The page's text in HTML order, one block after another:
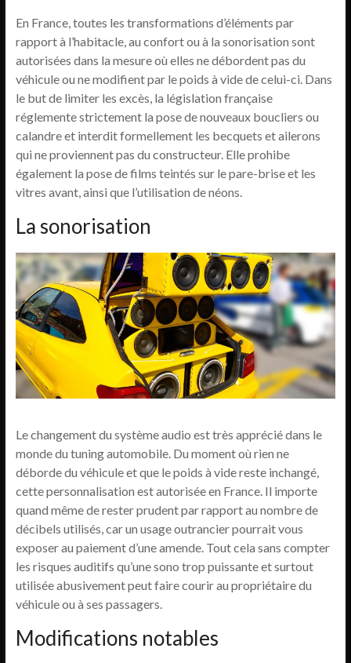
En France, toutes les transformations d’éléments par
rapport à l’habitacle, au confort ou à la sonorisation sont
autorisées dans la mesure où elles ne débordent pas du
véhicule ou ne modifient par le poids à vide de celui-ci. Dans
le but de limiter les excès, la législation française
réglemente strictement la pose de nouveaux boucliers ou
calandre et interdit formellement les becquets et ailerons
qui ne proviennent pas du constructeur. Elle prohibe
également la pose de films teintés sur le pare-brise et les
vitres avant, ainsi que l’utilisation de néons.
La sonorisation
Le changement du système audio est très apprécié dans le
monde du tuning automobile. Du moment où rien ne
déborde du véhicule et que le poids à vide reste inchangé,
cette personnalisation est autorisée en France. Il importe
quand même de rester prudent par rapport au nombre de
décibels utilisés, car un usage outrancier pourrait vous
exposer au paiement d’une amende. Tout cela sans compter
les risques auditifs qu’une sono trop puissante et surtout
utilisée abusivement peut faire courir au propriétaire du
véhicule ou à ses passagers.
Modifications notables